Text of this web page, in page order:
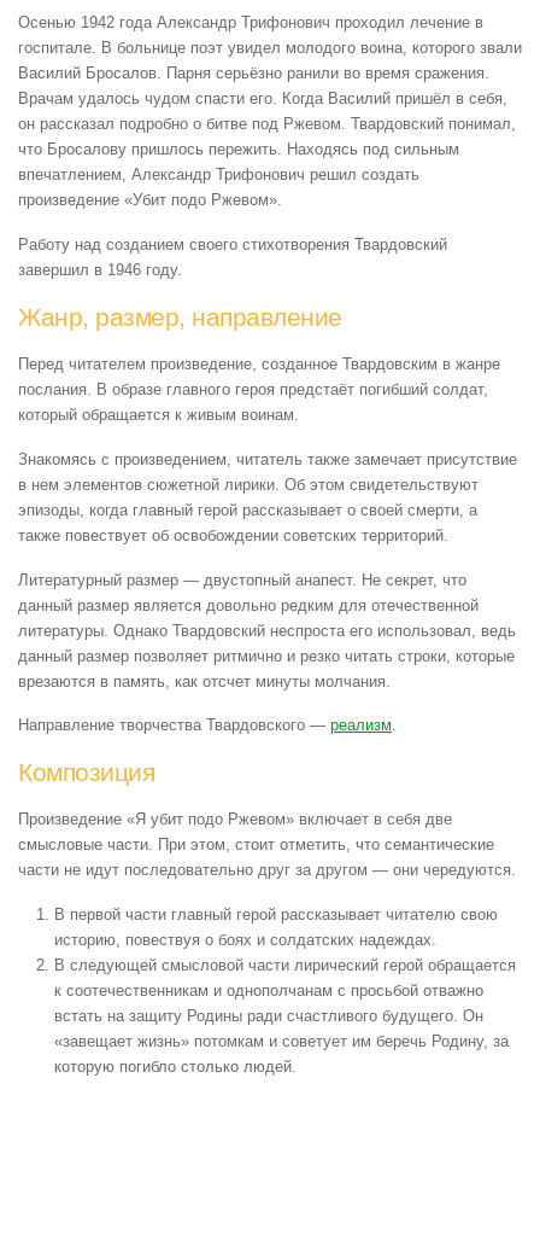
Осенью 1942 года Александр Трифонович проходил лечение в
госпитале. В больнице поэт увидел молодого воина, которого звали
Василий Бросалов. Парня серьёзно ранили во время сражения.
Врачам удалось чудом спасти его. Когда Василий пришёл в себя,
он рассказал подробно о битве под Ржевом. Твардовский понимал,
что Бросалову пришлось пережить. Находясь под сильным
впечатлением, Александр Трифонович решил создать
произведение «Убит подо Ржевом».
Работу над созданием своего стихотворения Твардовский
завершил в 1946 году.
Жанр, размер, направление
Перед читателем произведение, созданное Твардовским в жанре
послания. В образе главного героя предстаёт погибший солдат,
который обращается к живым воинам.
Знакомясь с произведением, читатель также замечает присутствие
в нем элементов сюжетной лирики. Об этом свидетельствуют
эпизоды, когда главный герой рассказывает о своей смерти, а
также повествует об освобождении советских территорий.
Литературный размер — двустопный анапест. Не секрет, что
данный размер является довольно редким для отечественной
литературы. Однако Твардовский неспроста его использовал, ведь
данный размер позволяет ритмично и резко читать строки, которые
врезаются в память, как отсчет минуты молчания.
Направление творчества Твардовского — реализм.
Композиция
Произведение «Я убит подо Ржевом» включает в себя две
смысловые части. При этом, стоит отметить, что семантические
части не идут последовательно друг за другом — они чередуются.
В первой части главный герой рассказывает читателю свою
историю, повествуя о боях и солдатских надеждах.
В следующей смысловой части лирический герой обращается
к соотечественникам и однополчанам с просьбой отважно
встать на защиту Родины ради счастливого будущего. Он
«завещает жизнь» потомкам и советует им беречь Родину, за
которую погибло столько людей.